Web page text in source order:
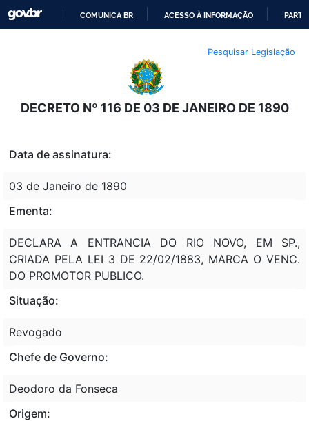
O
CONTEÚDO
COMUNICA BR ACESSO À INFORMAÇÃO
Pesquisar Legislação
DECRETO Nº 116 DE 03 DE JANEIRO DE 1890
Data de assinatura:
03 de Janeiro de 1890
Ementa:
DECLARA A ENTRANCIA DO RIO NOVO, EM SP.,
CRIADA PELA LEI 3 DE 22/02/1883, MARCA O VENC.
DO PROMOTOR PUBLICO.
Situação:
Revogado
Chefe de Governo:
Deodoro da Fonseca
Origem: